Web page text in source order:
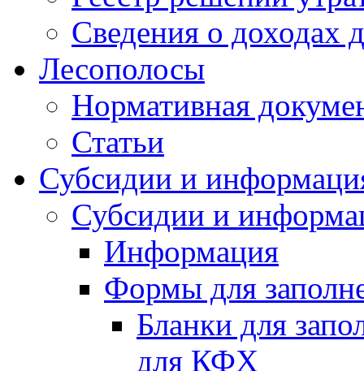
Сведения о доходах
Лесополосы
Нормативная
Статьи
Субсидии и
Субсидии и
Информация
Формы для
Бланки для
для КФХ